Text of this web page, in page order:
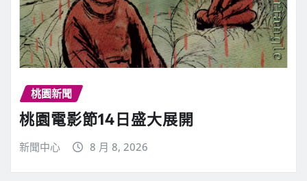
桃園新聞
桃園電影節14日盛大展開
新聞中心 8 月 8, 2026